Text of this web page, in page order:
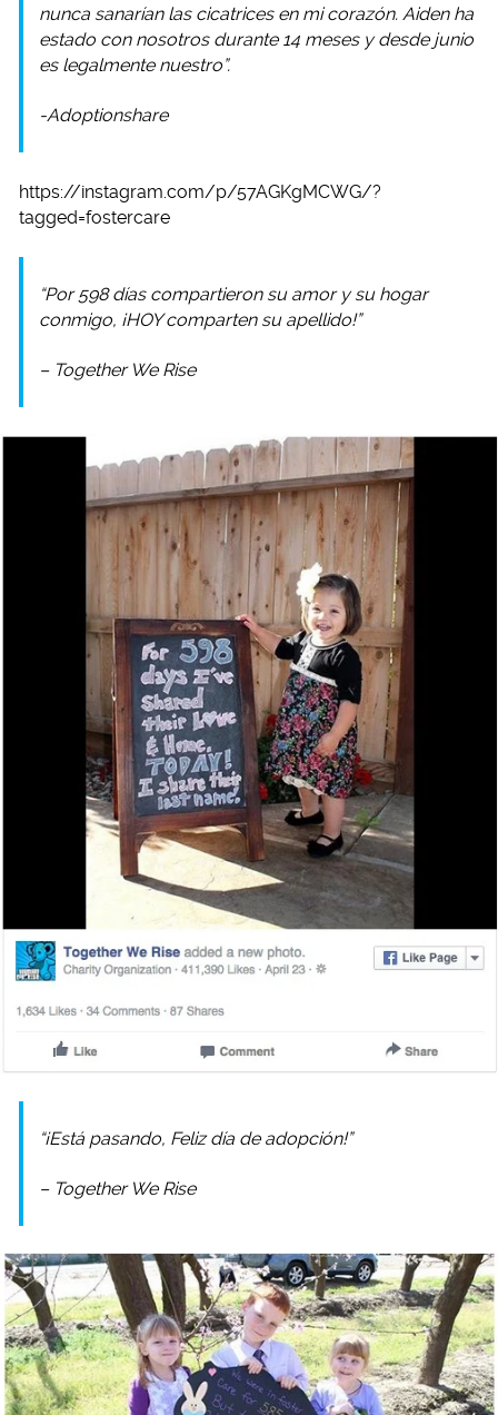
nunca sanarían las cicatrices en mi corazón. Aiden ha
estado con nosotros durante 14 meses y desde junio
es legalmente nuestro”.
-Adoptionshare
https://instagram.com/p/57AGKgMCWG/?
tagged=fostercare
“Por 598 días compartieron su amor y su hogar
conmigo, ¡HOY comparten su apellido!”
– Together We Rise
“¡Está pasando, Feliz día de adopción!”
– Together We Rise